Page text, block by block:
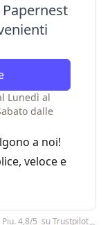
Lunedì al
dalle
a noi!
veloce e
4,8/5 su Trustpilot